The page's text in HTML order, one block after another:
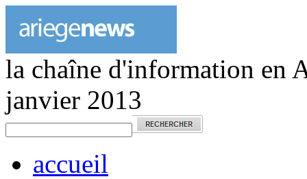
la chaîne d'information en
janvier 2013
accueil